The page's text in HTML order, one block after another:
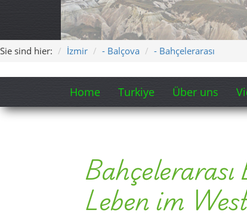
Sie sind hier: İzmir - Balçova - Bahçelerarası
Home Turkiye Über uns
Leben im